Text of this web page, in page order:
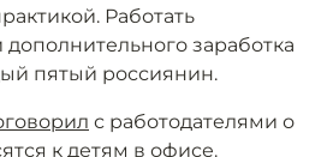
Работать
заработка
пятый россиянин.
с работодателями о
к детям в офисе.